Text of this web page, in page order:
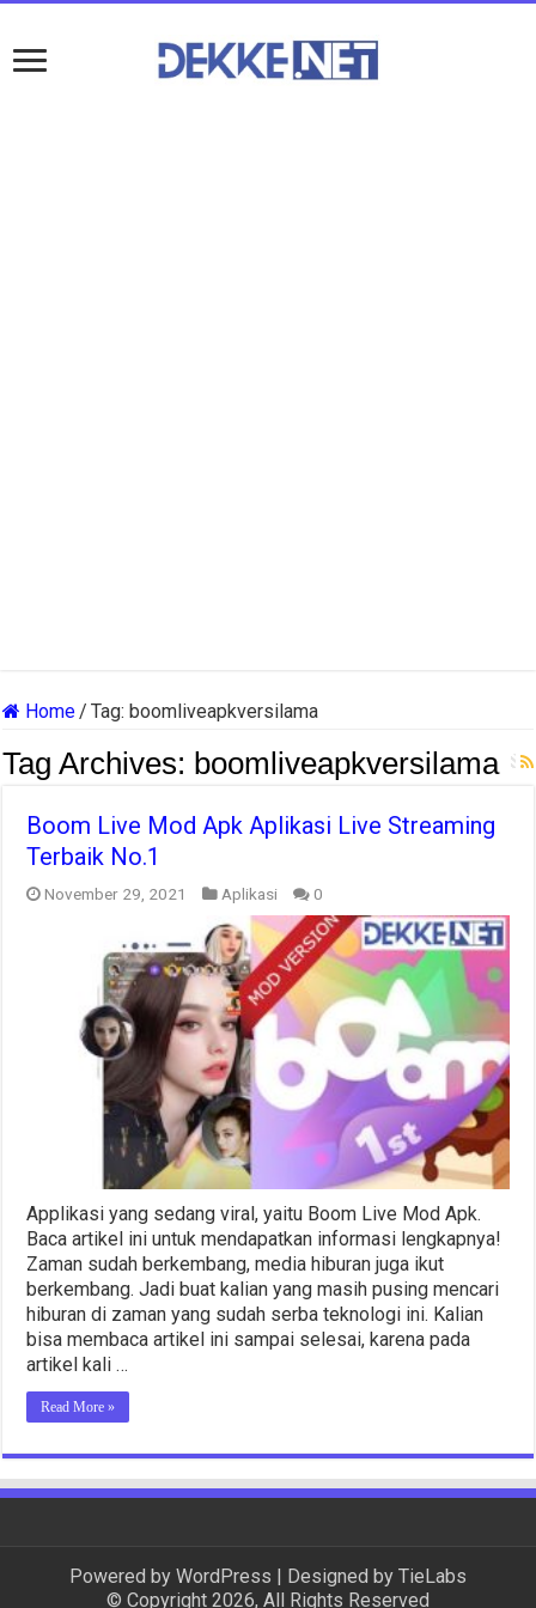
Home/ Tag:boomliveapkversilama
Tag Archives: boomliveapkversilama
Boom Live Mod Apk Aplikasi Live Streaming
Terbaik No.1
November 29, 2021 Aplikasi 0
Applikasi yang sedang viral, yaitu Boom Live Mod Apk.
Baca artikel ini untuk mendapatkan informasi lengkapnya!
Zaman sudah berkembang, media hiburan juga ikut
berkembang. Jadi buat kalian yang masih pusing mencari
hiburan di zaman yang sudah serba teknologi ini. Kalian
bisa membaca artikel ini sampai selesai, karena pada
artikel kali …
Read More »
Powered by WordPress | Designed by TieLabs
© Copyright 2026, All Rights Reserved